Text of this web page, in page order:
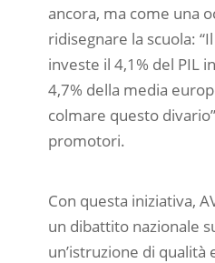
ancora, ma come una
ridisegnare la scuola:
investe il 4,1% del PIL
4,7% della media
colmare questo
promotori.
Con questa iniziativa,
un dibattito nazionale
un’istruzione di qualità